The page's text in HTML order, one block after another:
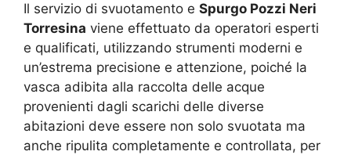
Il servizio di svuotamento e Spurgo Pozzi Neri
Torresina viene effettuato da operatori esperti
e qualificati, utilizzando strumenti moderni e
un’estrema precisione e attenzione, poiché la
vasca adibita alla raccolta delle acque
provenienti dagli scarichi delle diverse
abitazioni deve essere non solo svuotata ma
anche ripulita completamente e controllata, per